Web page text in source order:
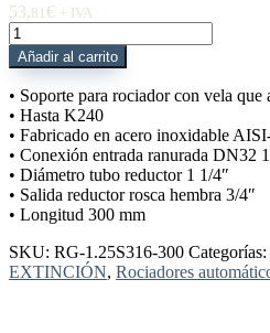
53,81 € + IVA
RG-
1.25S316-
300
Vela
roc
panel
sandwich
300
mm
A316
a
3/4"
Añadir al carrito
• Soporte para rociador con vela que
• Hasta K240
• Fabricado en acero inoxidable
• Conexión entrada ranurada DN32
• Diámetro tubo reductor 1 1/4″
• Salida reductor rosca hembra 3/4″
• Longitud 300 mm
SKU: RG-1.25S316-300 Categorías:
EXTINCIÓN, Rociadores